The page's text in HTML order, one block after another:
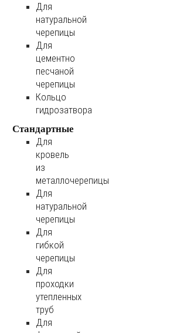
Для
натуральной
черепицы
Для
цементно
песчаной
черепицы
Кольцо
гидрозатвора
Стандартные
Для
кровель
из
металлочерепицы
Для
натуральной
черепицы
Для
гибкой
черепицы
Для
проходки
утепленных
труб
Для